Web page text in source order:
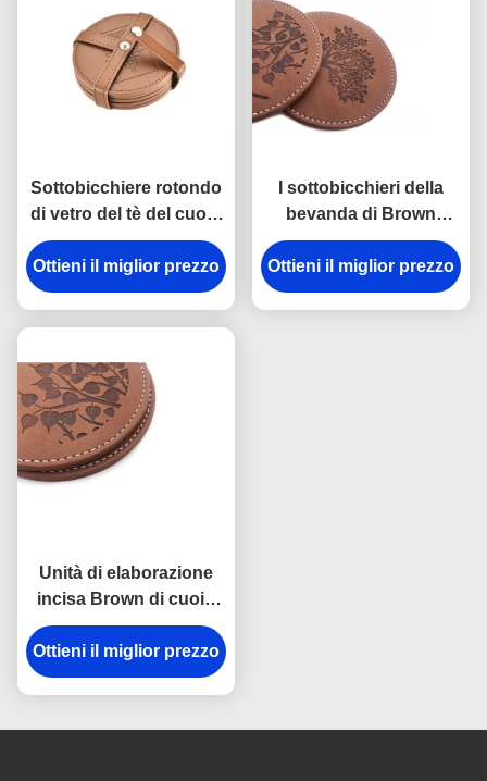
Sottobicchiere rotondo
di vetro del tè del cuoio
del velluto dei
sottobicchieri della
bevanda di Imega
Ottieni il miglior prezzo
I sottobicchieri della
bevanda di Brown
hanno fissato il logo
inciso sottobicchieri di
vetro rotondi di cuoio
Ottieni il miglior prezzo
Unità di elaborazione
incisa Brown di cuoio
Pantone di Logo Drink
Coasters With Logo
Ottieni il miglior prezzo